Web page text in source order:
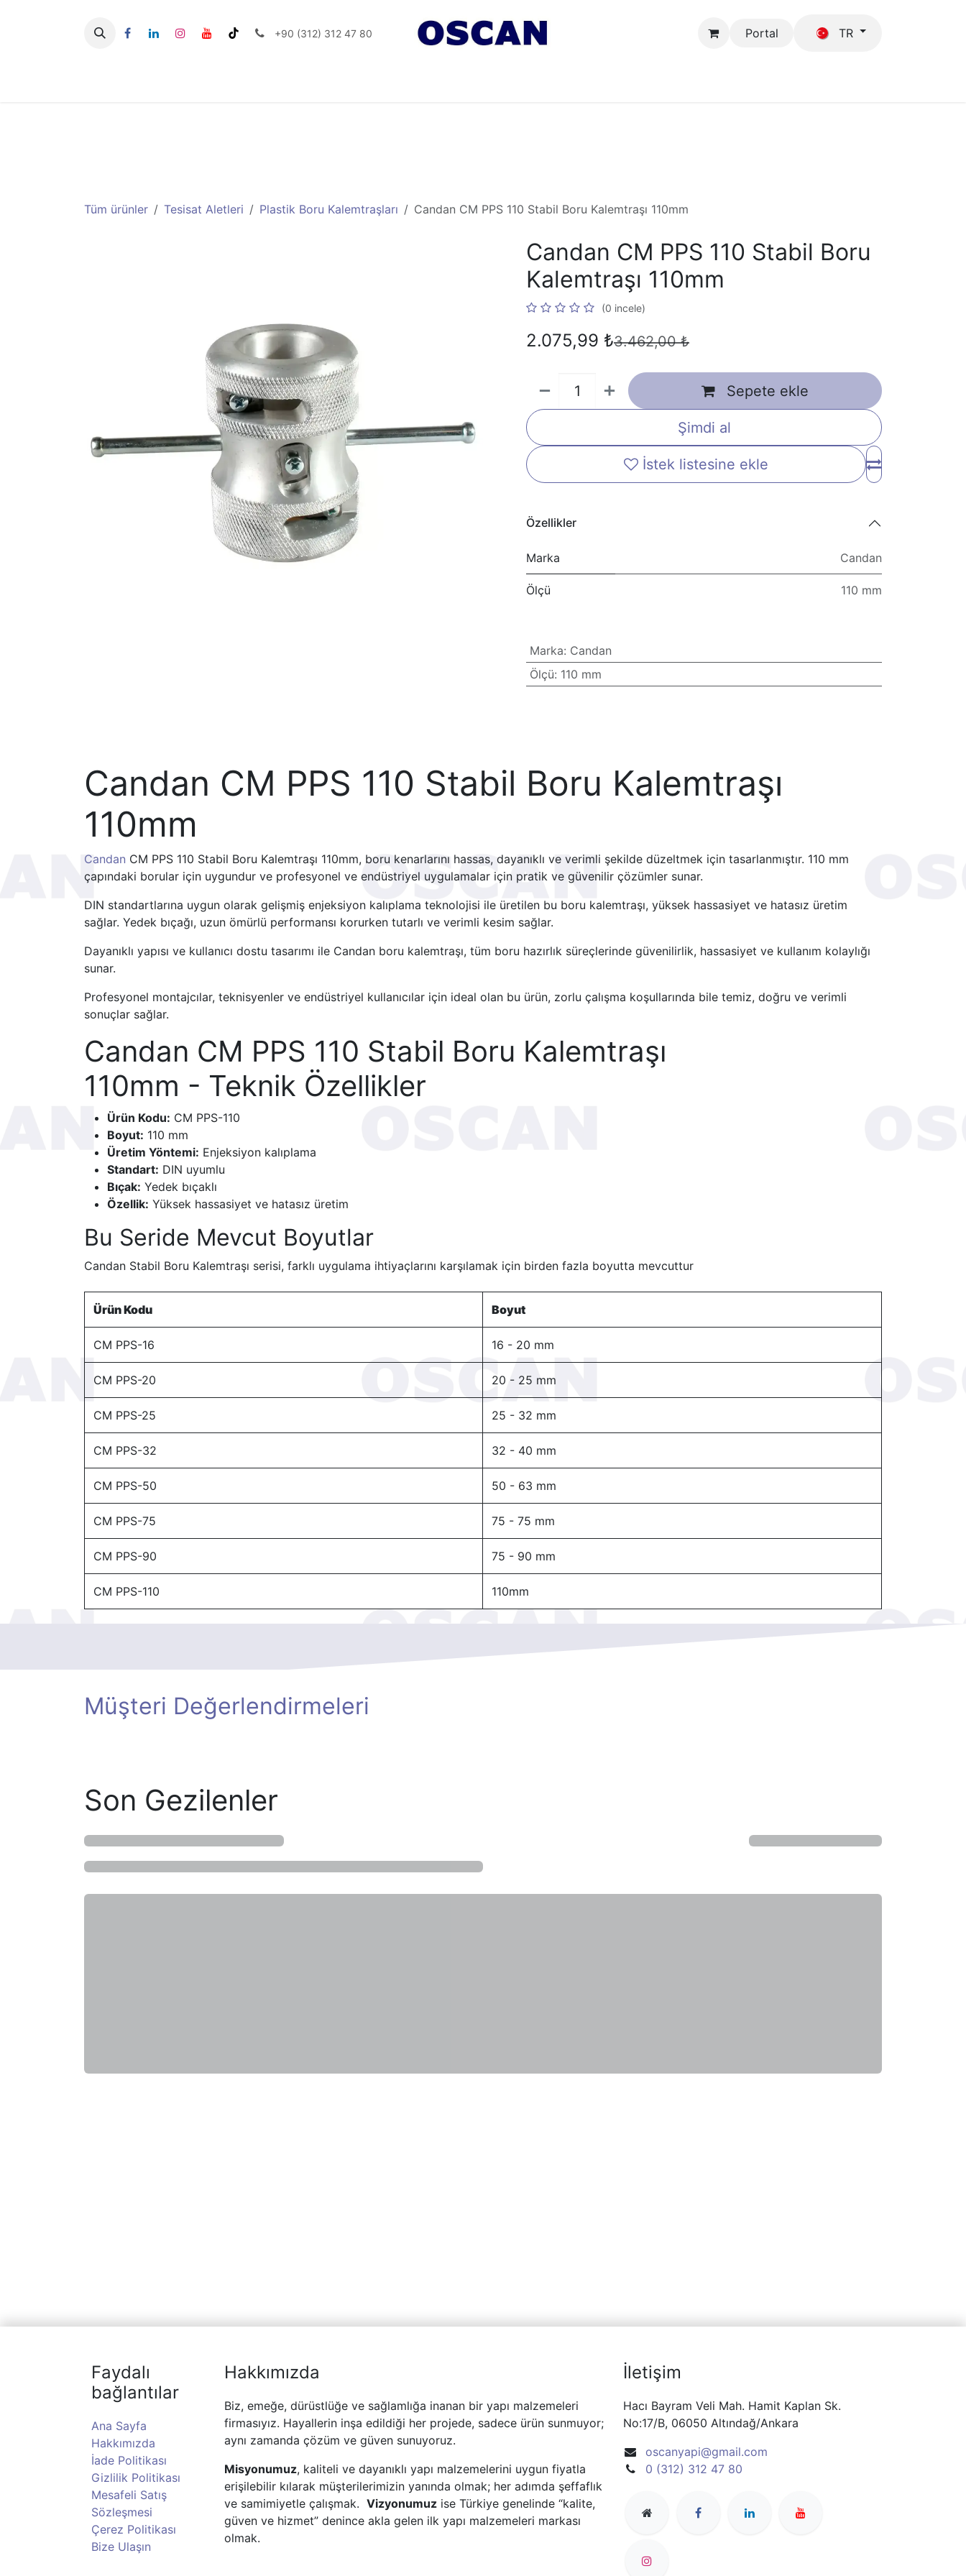
+90 (312) 312 47 80 Portal TR
Tüm ürünler Tesisat Aletleri Plastik Boru Kalemtraşları Candan CM PPS 110 Stabil Boru Kalemtraşı 110mm
Candan CM PPS 110 Stabil Boru
Kalemtraşı 110mm
(0 incele)
2.075,99 ₺3.462,00₺
Sepete ekle
Şimdi al
İstek listesine ekle
Özellikler
Marka Candan
Ölçü 110 mm
Marka: Candan
Ölçü: 110 mm
Candan CM PPS 110 Stabil Boru Kalemtraşı
110mm
Candan CM PPS 110 Stabil Boru Kalemtraşı 110mm, boru kenarlarını hassas, dayanıklı ve verimli şekilde düzeltmek için tasarlanmıştır. 110 mm
çapındaki borular için uygundur ve profesyonel ve endüstriyel uygulamalar için pratik ve güvenilir çözümler sunar.
DIN standartlarına uygun olarak gelişmiş enjeksiyon kalıplama teknolojisi ile üretilen bu boru kalemtraşı, yüksek hassasiyet ve hatasız üretim
sağlar. Yedek bıçağı, uzun ömürlü performansı korurken tutarlı ve verimli kesim sağlar.
Dayanıklı yapısı ve kullanıcı dostu tasarımı ile Candan boru kalemtraşı, tüm boru hazırlık süreçlerinde güvenilirlik, hassasiyet ve kullanım kolaylığı
sunar.
Profesyonel montajcılar, teknisyenler ve endüstriyel kullanıcılar için ideal olan bu ürün, zorlu çalışma koşullarında bile temiz, doğru ve verimli
sonuçlar sağlar.
Candan CM PPS 110 Stabil Boru Kalemtraşı
110mm - Teknik Özellikler
Ürün Kodu: CM PPS-110
Boyut: 110 mm
Üretim Yöntemi: Enjeksiyon kalıplama
Standart: DIN uyumlu
Bıçak: Yedek bıçaklı
Özellik: Yüksek hassasiyet ve hatasız üretim
Bu Seride Mevcut Boyutlar
Candan Stabil Boru Kalemtraşı serisi, farklı uygulama ihtiyaçlarını karşılamak için birden fazla boyutta mevcuttur
Ürün Kodu Boyut
CM PPS-16 16 - 20 mm
CM PPS-20 20 - 25 mm
CM PPS-25 25 - 32 mm
CM PPS-32 32 - 40 mm
CM PPS-50 50 - 63 mm
CM PPS-75 75 - 75 mm
CM PPS-90 75 - 90 mm
CM PPS-110 110mm
Müşteri Değerlendirmeleri
Son Gezilenler
Faydalı
bağlantılar
Ana Sayfa
Hakkımızda
İade Politikası
Gizlilik Politikası
Mesafeli Satış
Sözleşmesi
Çerez Politikası
Bize Ulaşın
Hakkımızda
Biz, emeğe, dürüstlüğe ve sağlamlığa inanan bir yapı malzemeleri
firmasıyız. Hayallerin inşa edildiği her projede, sadece ürün sunmuyor;
aynı zamanda çözüm ve güven sunuyoruz.
Misyonumuz, kaliteli ve dayanıklı yapı malzemelerini uygun fiyatla
erişilebilir kılarak müşterilerimizin yanında olmak; her adımda şeffaflık
ve samimiyetle çalışmak. Vizyonumuz ise Türkiye genelinde “kalite,
güven ve hizmet” denince akla gelen ilk yapı malzemeleri markası
olmak.
İletişim
Hacı Bayram Veli Mah. Hamit Kaplan Sk.
No:17/B, 06050 Altındağ/Ankara
oscanyapi@gmail.com
0 (312) 312 47 80